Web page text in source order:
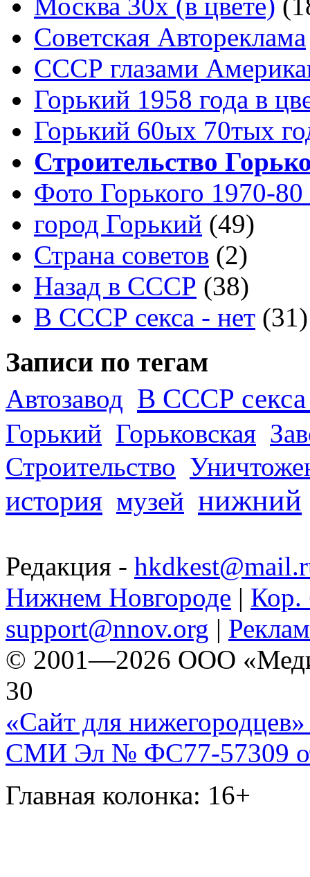
Советская Автореклама
СССР глазами
Горький 1958 года в
Горький 60ых 70тых
Строительство
Фото Горького 1970-80
город Горький (49)
Страна советов (2)
Назад в СССР (38)
В СССР секса - нет (31)
Записи по тегам
Автозавод В СССР секса
Горький Горьковская
Строительство
история музей нижний
Редакция -
Нижнем Новгороде | Кор.
support@nnov.org |
© 2001—2026 ООО
30
«Сайт для нижегородцев»
СМИ Эл № ФС77-57309
Главная колонка: 16+